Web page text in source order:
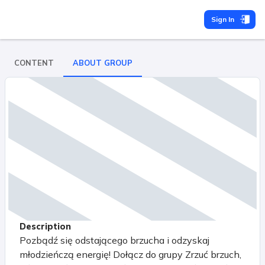
Sign In
CONTENT ABOUT GROUP
Description
Pozbądź się odstającego brzucha i odzyskaj
młodzieńczą energię! Dołącz do grupy Zrzuć brzuch,